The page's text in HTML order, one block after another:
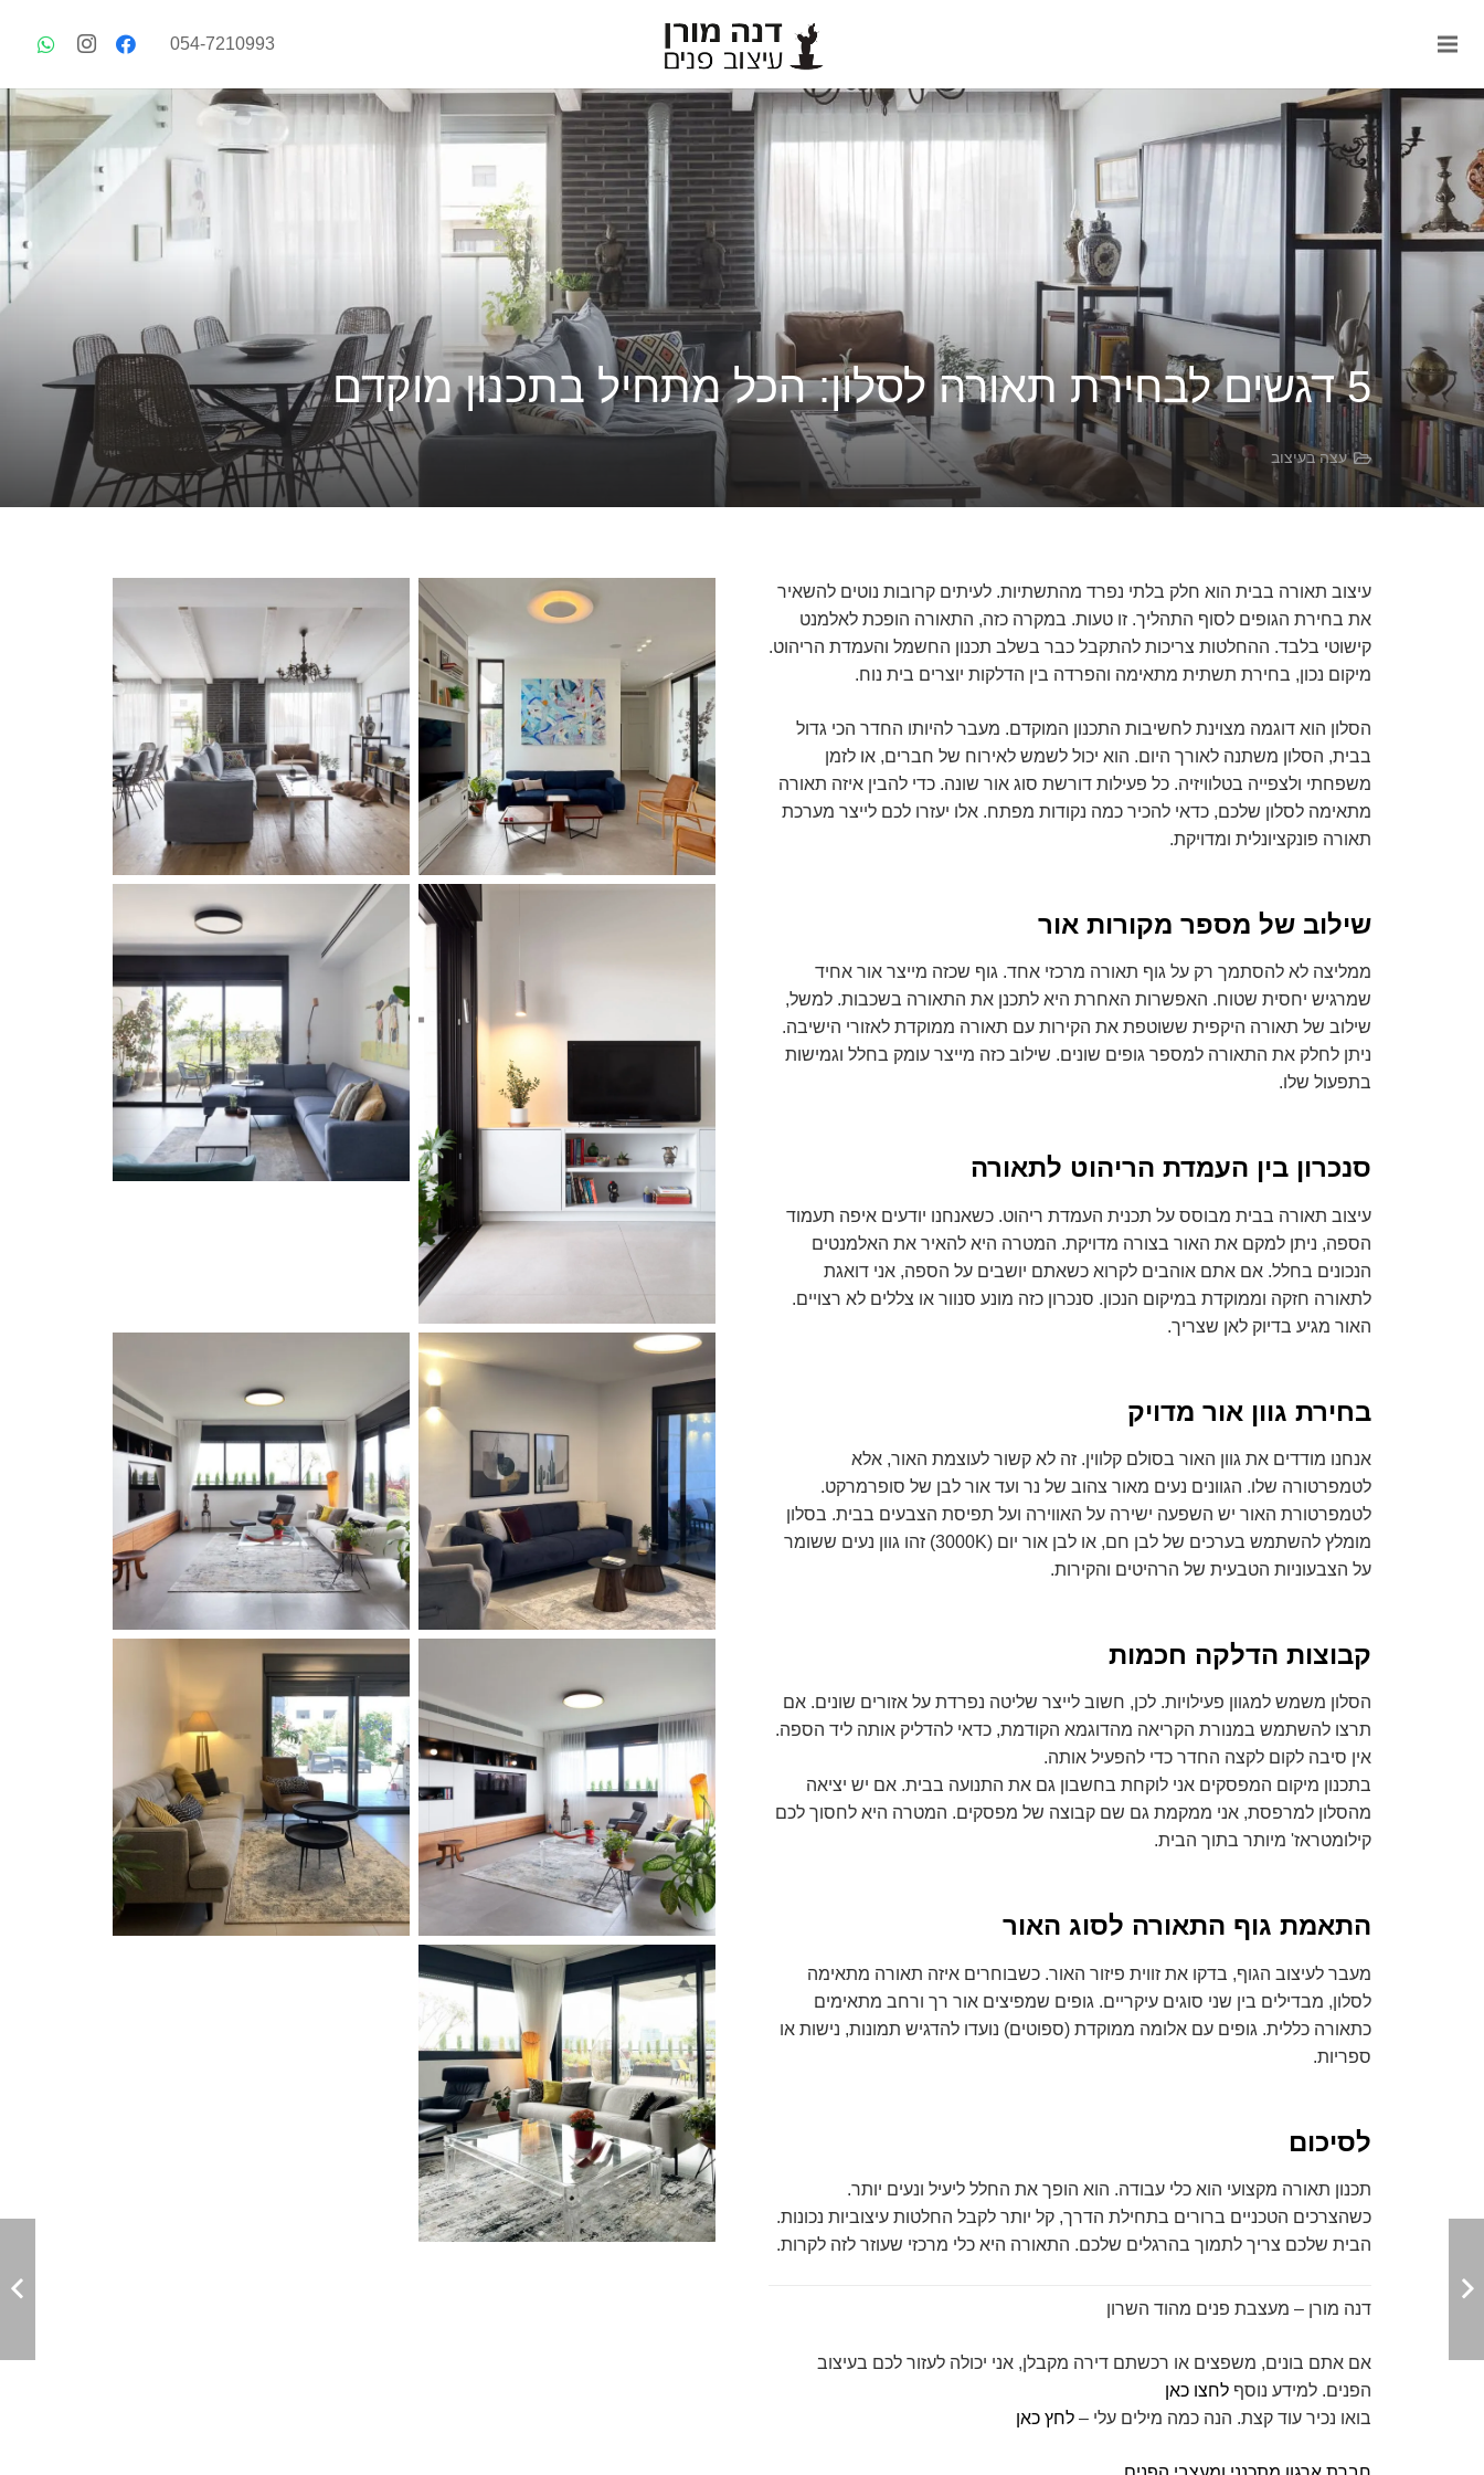
054-7210993
5 דגשים לבחירת תאורה לסלון: הכל מתחיל בתכנון מוקדם
עצה בעיצוב
עיצוב תאורה בבית הוא חלק בלתי נפרד מהתשתיות. לעיתים קרובות נוטים להשאיר
את בחירת הגופים לסוף התהליך. זו טעות. במקרה כזה, התאורה הופכת לאלמנט
קישוטי בלבד. ההחלטות צריכות להתקבל כבר בשלב תכנון החשמל והעמדת הריהוט.
מיקום נכון, בחירת תשתית מתאימה והפרדה בין הדלקות יוצרים בית נוח.
הסלון הוא דוגמה מצוינת לחשיבות התכנון המוקדם. מעבר להיותו החדר הכי גדול
בבית, הסלון משתנה לאורך היום. הוא יכול לשמש לאירוח של חברים, או לזמן
משפחתי ולצפייה בטלוויזיה. כל פעילות דורשת סוג אור שונה. כדי להבין איזה תאורה
מתאימה לסלון שלכם, כדאי להכיר כמה נקודות מפתח. אלו יעזרו לכם לייצר מערכת
תאורה פונקציונלית ומדויקת.
שילוב של מספר מקורות אור
ממליצה לא להסתמך רק על גוף תאורה מרכזי אחד. גוף שכזה מייצר אור אחיד
שמרגיש יחסית שטוח. האפשרות האחרת היא לתכנן את התאורה בשכבות. למשל,
שילוב של תאורה היקפית ששוטפת את הקירות עם תאורה ממוקדת לאזורי הישיבה.
ניתן לחלק את התאורה למספר גופים שונים. שילוב כזה מייצר עומק בחלל וגמישות
בתפעול שלו.
סנכרון בין העמדת הריהוט לתאורה
עיצוב תאורה בבית מבוסס על תכנית העמדת ריהוט. כשאנחנו יודעים איפה תעמוד
הספה, ניתן למקם את האור בצורה מדויקת. המטרה היא להאיר את האלמנטים
הנכונים בחלל. אם אתם אוהבים לקרוא כשאתם יושבים על הספה, אני דואגת
לתאורה חזקה וממוקדת במיקום הנכון. סנכרון כזה מונע סנוור או צללים לא רצויים.
האור מגיע בדיוק לאן שצריך.
בחירת גוון אור מדויק
אנחנו מודדים את גוון האור בסולם קלווין. זה לא קשור לעוצמת האור, אלא
לטמפרטורה שלו. הגוונים נעים מאור צהוב של נר ועד אור לבן של סופרמרקט.
לטמפרטורת האור יש השפעה ישירה על האווירה ועל תפיסת הצבעים בבית. בסלון
מומלץ להשתמש בערכים של לבן חם, או לבן אור יום (3000K) זהו גוון נעים ששומר
על הצבעוניות הטבעית של הרהיטים והקירות.
קבוצות הדלקה חכמות
הסלון משמש למגוון פעילויות. לכן, חשוב לייצר שליטה נפרדת על אזורים שונים. אם
תרצו להשתמש במנורת הקריאה מהדוגמא הקודמת, כדאי להדליק אותה ליד הספה.
אין סיבה לקום לקצה החדר כדי להפעיל אותה.
בתכנון מיקום המפסקים אני לוקחת בחשבון גם את התנועה בבית. אם יש יציאה
מהסלון למרפסת, אני ממקמת גם שם קבוצה של מפסקים. המטרה היא לחסוך לכם
קילומטראז' מיותר בתוך הבית.
התאמת גוף התאורה לסוג האור
מעבר לעיצוב הגוף, בדקו את זווית פיזור האור. כשבוחרים איזה תאורה מתאימה
לסלון, מבדילים בין שני סוגים עיקריים. גופים שמפיצים אור רך ורחב מתאימים
כתאורה כללית. גופים עם אלומה ממוקדת (ספוטים) נועדו להדגיש תמונות, נישות או
ספריות.
לסיכום
תכנון תאורה מקצועי הוא כלי עבודה. הוא הופך את החלל ליעיל ונעים יותר.
כשהצרכים הטכניים ברורים בתחילת הדרך, קל יותר לקבל החלטות עיצוביות נכונות.
הבית שלכם צריך לתמוך בהרגלים שלכם. התאורה היא כלי מרכזי שעוזר לזה לקרות.
דנה מורן – מעצבת פנים מהוד השרון
אם אתם בונים, משפצים או רכשתם דירה מקבלן, אני יכולה לעזור לכם בעיצוב
הפנים. למידע נוסף לחצו כאן
בואו נכיר עוד קצת. הנה כמה מילים עלי – לחץ כאן